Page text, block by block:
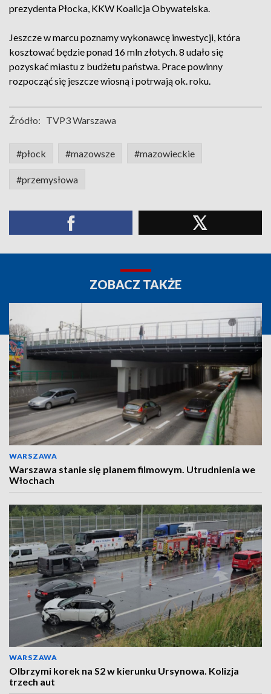
prezydenta Płocka, KKW Koalicja Obywatelska.
Jeszcze w marcu poznamy wykonawcę inwestycji, która
kosztować będzie ponad 16 mln złotych. 8 udało się
pozyskać miastu z budżetu państwa. Prace powinny
rozpocząć się jeszcze wiosną i potrwają ok. roku.
Źródło: TVP3 Warszawa
#płock #mazowsze #mazowieckie
#przemysłowa
ZOBACZ TAKŻE
WARSZAWA
Warszawa stanie się planem filmowym. Utrudnienia we
Włochach
WARSZAWA
Olbrzymi korek na S2 w kierunku Ursynowa. Kolizja
trzech aut